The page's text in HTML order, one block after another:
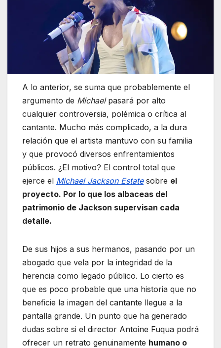
A lo anterior, se suma que probablemente el
argumento de Michaelpasará por alto
cualquier controversia, polémica o crítica al
cantante. Mucho más complicado, a la dura
relación que el artista mantuvo con su familia
y que provocó diversos enfrentamientos
públicos. ¿El motivo? El control total que
ejerce el Michael Jackson Estatesobre el
proyecto. Por lo que los albaceas del
patrimonio de Jackson supervisan cada
detalle.
De sus hijos a sus hermanos, pasando por un
abogado que vela por la integridad de la
herencia como legado público. Lo cierto es
que es poco probable que una historia que no
beneficie la imagen del cantante llegue a la
pantalla grande. Un punto que ha generado
dudas sobre si el director Antoine Fuqua podrá
ofrecer un retrato genuinamente humano o